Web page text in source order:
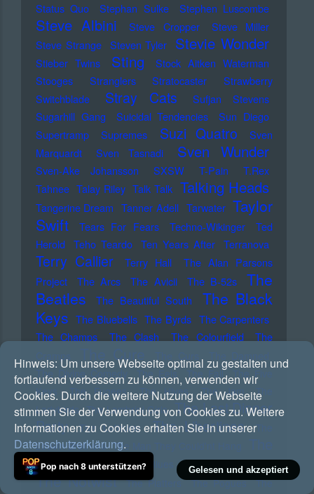
Status Quo
Stephan Sulke Stephen Luscombe
Steve Albini Steve Cropper
Steve Miller
Steve Strange Steven Tyler Stevie Wonder
Stieber Twins Sting
Stock Aitken Waterman
Stooges
Stranglers Stratocaster
Strawberry
Switchblade
Stray Cats
Sufjan Stevens
Sugarhill Gang
Suicidal Tendencies
Sun Diego
Supertramp
Supremes Suzi Quatro
Sven
Marquardt
Sven Tasnadi Sven Wunder
Sven-Ake Johansson SXSW T-Pain
T.Rex
Tahnee Talay Riley Talk Talk Talking Heads
Tangerine Dream Tanner Adell Tarwater Taylor
Swift
Tears For Fears Techno-Wikinger
Ted
Herold
Teho Teardo Ten Years After Terranova
Terry Callier Terry Hall
The Alan Parsons
Project
The Arcs The Avicii The B-52s
The
Beatles
The Beautiful South
The Black
Keys The Bluebells The Byrds The Carpenters
The Champs
The Clash The Colourfield
The
Cramps
The Cure
The Damned
The Divine Comedy
The Eels The Fall
The Five
Keys
The Fugees The Hives The Jam
The
Ladybirds The Lambrini Girls
The Last Dinner
Party
The Lathums The Libertines
The
Louvin Brothers The Man They Could'nt Hang
Meteors
The Moody Blues The Murder Capital
The Notwist The Platters The Pogues The
Hinweis: Um unsere Webseite optimal zu gestalten und
fortlaufend verbessern zu können, verwenden wir
Cookies. Durch die weitere Nutzung der Webseite
stimmen Sie der Verwendung von Cookies zu. Weitere
Informationen zu Cookies erhalten Sie in unserer
Datenschutzerklärung.
Gelesen und akzeptiert
Pop nach 8 unterstützen?